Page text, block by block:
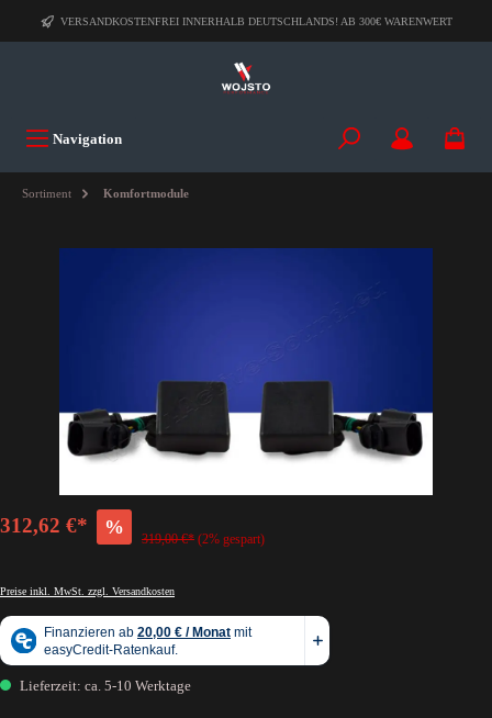
VERSANDKOSTENFREI INNERHALB DEUTSCHLANDS! AB 300€ WARENWERT
Navigation
Sortiment Komfortmodule
312,62 €* %
319,00 €* (2% gespart)
Preise inkl. MwSt. zzgl. Versandkosten
Lieferzeit: ca. 5-10 Werktage